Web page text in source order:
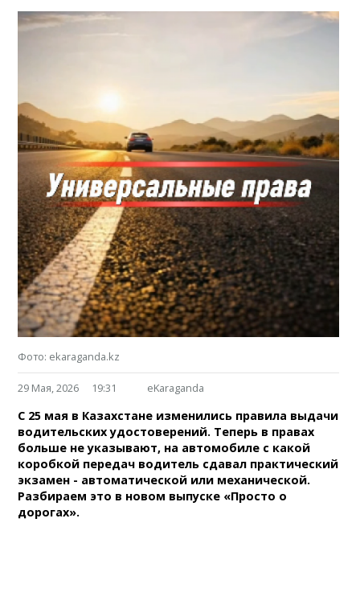
Фото: ekaraganda.kz
29 Мая, 2026 19:31 eKaraganda
С 25 мая в Казахстане изменились правила выдачи
водительских удостоверений. Теперь в правах
больше не указывают, на автомобиле с какой
коробкой передач водитель сдавал практический
экзамен - автоматической или механической.
Разбираем это в новом выпуске «Просто о
дорогах».